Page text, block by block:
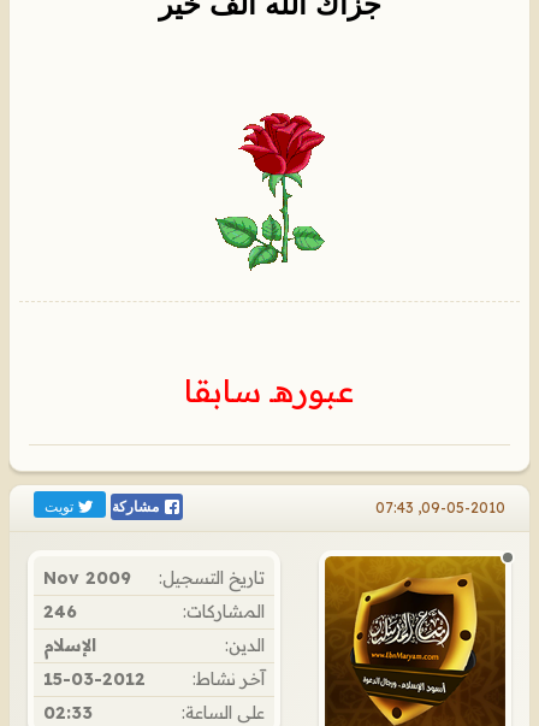
عبورهـ سابقا
09-05-2010, 07:43 مشاركة تويت
تاريخ التسجيل:
Nov 2009
المشاركات:
246
الدين:
الإسلام
آخر نشاط:
15-03-2012
على الساعة:
02:33